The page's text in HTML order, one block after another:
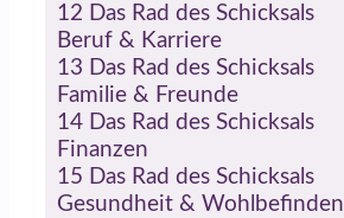
12 Das Rad des Schicksals
Beruf & Karriere
13 Das Rad des Schicksals
Familie & Freunde
14 Das Rad des Schicksals
Finanzen
15 Das Rad des Schicksals
Gesundheit & Wohlbefinden